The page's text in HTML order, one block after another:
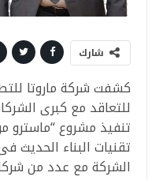
شارك
كشفت شركة ماروتا
للتعاقد مع كبرى
تنفيذ مشروع “ماسترو
تقنيات البناء
الشركة مع عدد من